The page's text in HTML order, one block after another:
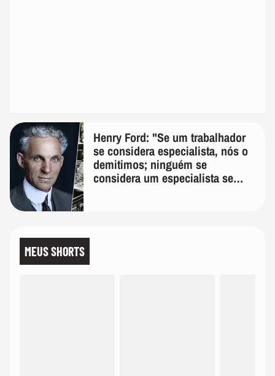
Henry Ford: "Se um trabalhador
se considera especialista, nós o
demitimos; ninguém se
considera um especialista se
MEUS SHORTS